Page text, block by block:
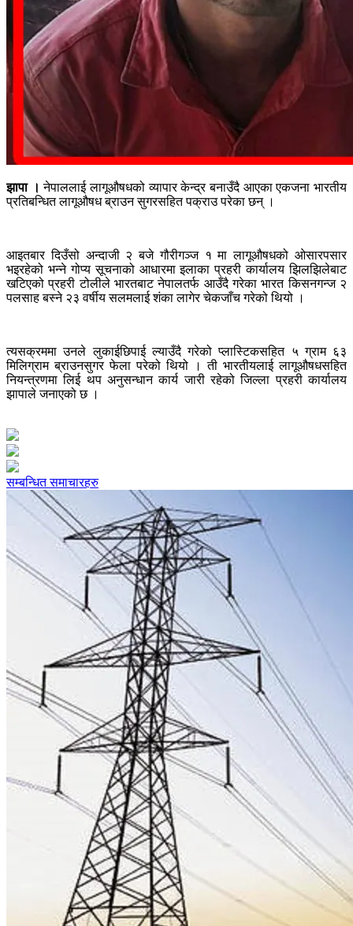
झापा । नेपाललाई लागूऔषधको व्यापार केन्द्र बनाउँदै आएका एकजना भारतीय
प्रतिबन्धित लागूऔषध ब्राउन सुगरसहित पक्राउ परेका छन् ।
आइतबार दिउँसो अन्दाजी २ बजे गौरीगञ्ज १ मा लागूऔषधको ओसारपसार
भइरहेको भन्ने गोप्य सूचनाको आधारमा इलाका प्रहरी कार्यालय झिलझिलेबाट
खटिएको प्रहरी टोलीले भारतबाट नेपालतर्फ आउँदै गरेका भारत किसनगन्ज २
पलसाह बस्ने २३ वर्षीय सलमलाई शंका लागेर चेकजाँच गरेको थियो ।
त्यसक्रममा उनले लुकाईछिपाई ल्याउँदै गरेको प्लास्टिकसहित ५ ग्राम ६३
मिलिग्राम ब्राउनसुगर फेला परेको थियो । ती भारतीयलाई लागूऔषधसहित
नियन्त्रणमा लिई थप अनुसन्धान कार्य जारी रहेको जिल्ला प्रहरी कार्यालय
झापाले जनाएको छ ।
सम्बन्धित समाचारहरु